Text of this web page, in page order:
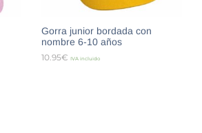
Gorra junior bordada con
nombre 6-10 años
10.95€ IVA incluido